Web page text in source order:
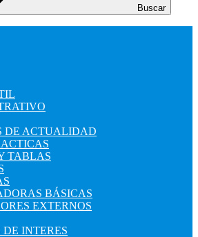
Buscar
DE ACTUALIDAD
TABLAS
BÁSICAS
EXTERNOS
INTERES